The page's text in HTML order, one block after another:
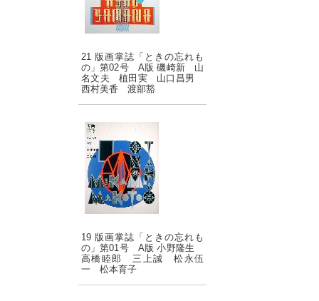
21 版画掌誌「ときの忘れも
の」第02号 A版 磯崎新 山
名文夫 植田実 山口昌男
西村美香 渡部豁
19 版画掌誌「ときの忘れも
の」第01号 A版 小野隆生
高橋睦郎 三上誠 松永伍
一 松本育子